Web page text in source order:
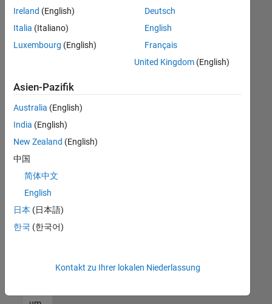
oder
alle
Stellenangebote
anzeigen .
noch
keine
offenen
Stellen
können,
die
Ihren
entsprechen,
werden
unseres
Ireland (English)
Italia (Italiano)
Luxembourg (English)
Deutsch
English
Français
United Kingdom(English)
Asien-Pazifik
Australia (English)
India (English)
New Zealand (English)
中国
简体中文
English
日本 (日本語)
한국 (한국어)
Kontakt zu Ihrer lokalen Niederlassung